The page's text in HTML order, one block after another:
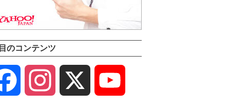
のコンテンツ
Facebook Instagram